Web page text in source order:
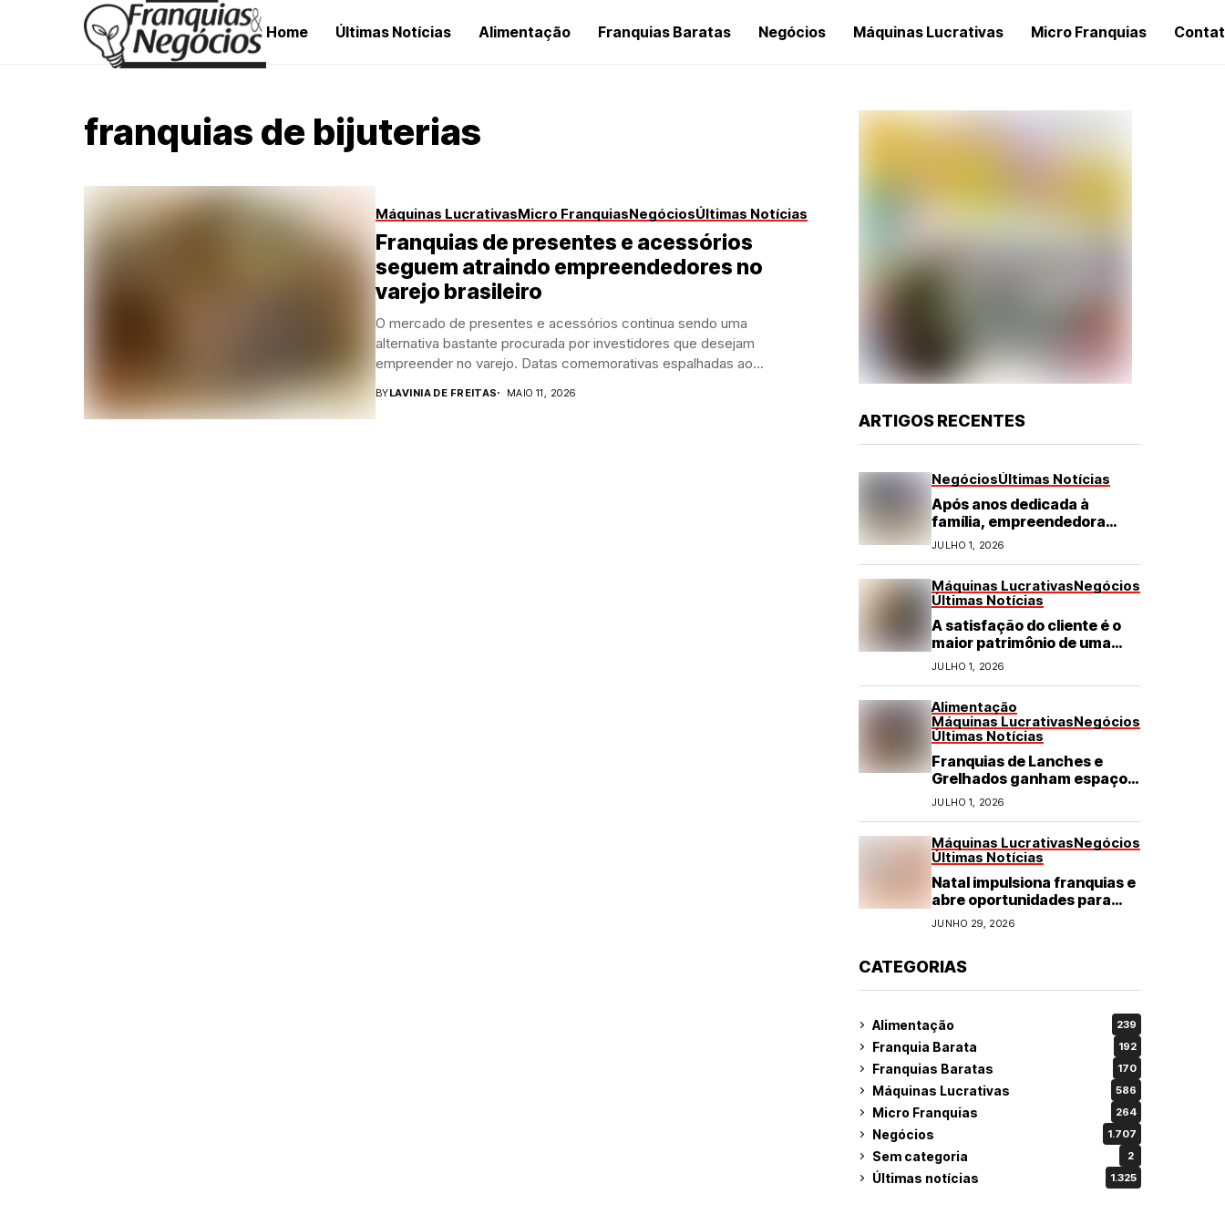
Home Últimas Notícias Alimentação Franquias Baratas Negócios Máquinas Lucrativas Micro Franquias
franquias de bijuterias
Máquinas LucrativasMicro FranquiasNegóciosÚltimas Notícias
Franquias de presentes e acessórios
seguem atraindo empreendedores no
varejo brasileiro
O mercado de presentes e acessórios continua sendo uma
alternativa bastante procurada por investidores que desejam
empreender no varejo. Datas comemorativas espalhadas ao...
BYLAVINIA DE FREITAS MAIO 11, 2026
ARTIGOS RECENTES
NegóciosÚltimas Notícias
Após anos dedicada à
família, empreendedora
transforma franquia de
turismo em negócio de
JULHO 1, 2026
Máquinas LucrativasNegócios
Últimas Notícias
A satisfação do cliente é o
maior patrimônio de uma
franquia
JULHO 1, 2026
Alimentação
Máquinas LucrativasNegócios
Últimas Notícias
Franquias de Lanches e
Grelhados ganham espaço
com demanda por refeições
rápidas e de qualidade
JULHO 1, 2026
Máquinas LucrativasNegócios
Últimas Notícias
Natal impulsiona franquias e
abre oportunidades para
diversos segmentos do
JUNHO 29, 2026
CATEGORIAS
Alimentação 239
Franquia Barata 192
Franquias Baratas 170
Máquinas Lucrativas 586
Micro Franquias 264
Negócios 1.707
Sem categoria 2
Últimas notícias 1.325